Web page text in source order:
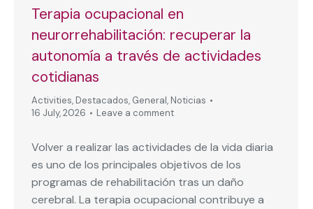
Terapia ocupacional en
neurorrehabilitación: recuperar la
autonomía a través de actividades
cotidianas
Activities, Destacados, General, Noticias
16 July, 2026
Leave a comment
Volver a realizar las actividades de la vida diaria
es uno de los principales objetivos de los
programas de rehabilitación tras un daño
cerebral. La terapia ocupacional contribuye a